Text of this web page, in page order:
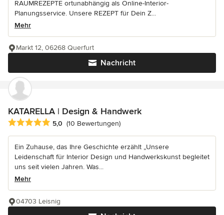
RAUMREZEPTE ortunabhängig als Online-Interior-
Planungsservice. Unsere REZEPT für Dein Z...
Mehr
Nachricht
Markt 12, 06268 Querfurt
KATARELLA | Design & Handwerk
Durchschnittliche Bewertung: 5 von 5 Sternen
5,0 (10 Bewertungen)
Ein Zuhause, das Ihre Geschichte erzählt „Unsere
Leidenschaft für Interior Design und Handwerkskunst begleitet
uns seit vielen Jahren. Was...
Mehr
04703 Leisnig